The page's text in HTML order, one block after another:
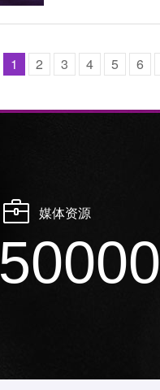
1 2 3 4 5 6
媒体资源
50000